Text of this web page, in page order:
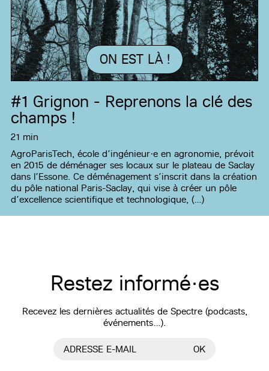
ON EST LÀ !
#1 Grignon - Reprenons la clé des
champs !
21 min
AgroParisTech, école d’ingénieur·e en agronomie, prévoit
en 2015 de déménager ses locaux sur le plateau de Saclay
dans l’Essone. Ce déménagement s’inscrit dans la création
du pôle national Paris-Saclay, qui vise à créer un pôle
d’excellence scientifique et technologique, (…)
Restez informé·es
Recevez les dernières actualités de Spectre (podcasts,
événements…).
ADRESSE E-MAIL OK